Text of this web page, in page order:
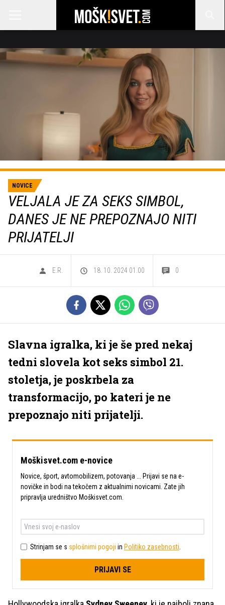
NOVICE
VELJALA JE ZA SEKS SIMBOL,
DANES JE NE PREPOZNAJO NITI
PRIJATELJI
E.R. 18. 10. 2024 01.00 0
Slavna igralka, ki je še pred nekaj
tedni slovela kot seks simbol 21.
stoletja, je poskrbela za
transformacijo, po kateri je ne
prepoznajo niti prijatelji.
Moškisvet.com e-novice
Novice, šport, avtomobilizem, potovanja ... Prijavi se na e-
novičke in bodi na tekočem z aktualnimi novicami. Zate jih
pripravlja uredništvo Moškisvet.com.
Strinjam se s splošnimi pogoji in Politiko zasebnosti
PRIJAVI SE